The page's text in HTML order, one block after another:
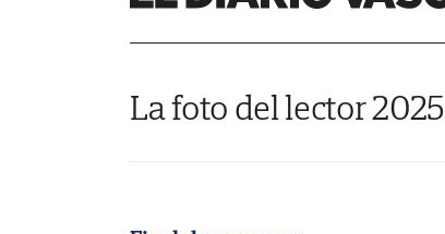
La foto del lector 2025